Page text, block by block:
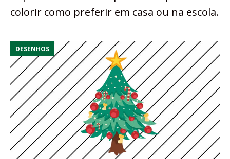
colorir como preferir em casa ou na escola.
DESENHOS